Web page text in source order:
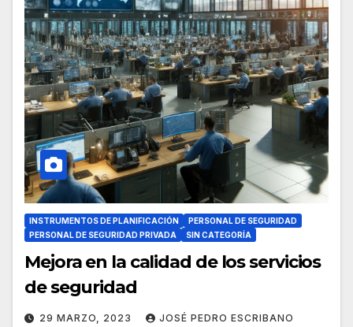
INSTRUMENTOS DE PLANIFICACIÓN
PERSONAL DE SEGURIDAD
PERSONAL DE SEGURIDAD PRIVADA
SIN CATEGORÍA
Mejora en la calidad de los servicios
de seguridad
29 MARZO, 2023 JOSÉ PEDRO ESCRIBANO